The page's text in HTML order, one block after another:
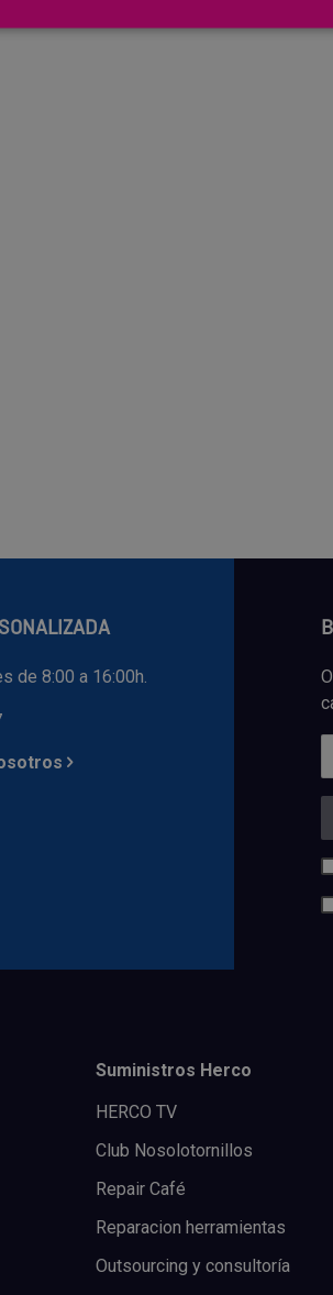
de 8:00 a 16:00h.
Suministros Herco
HERCO TV
Club Nosolotornillos
Repair Café
Reparacion herramientas
Outsourcing y consultoría